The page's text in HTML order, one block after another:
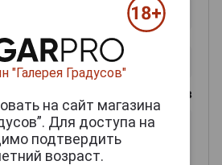
из 2000 знаков
"Галерея Градусов"
на сайт магазина
Для доступа на
подтвердить
возраст.